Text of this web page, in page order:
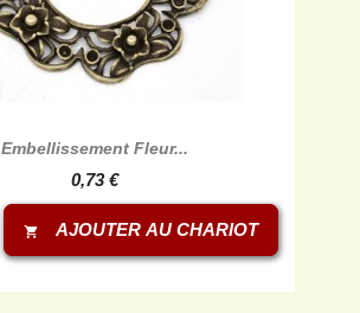
Embellissement Fleur...
0,73 €
shopping_cart AJOUTER AU CHARIOT